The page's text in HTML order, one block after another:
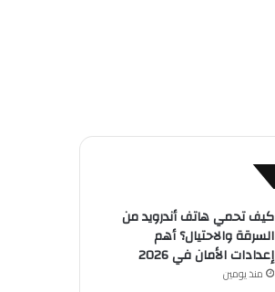
كيف تحمي هاتف أندرويد من
السرقة والاحتيال؟ أهم
إعدادات الأمان في 2026
منذ يومين